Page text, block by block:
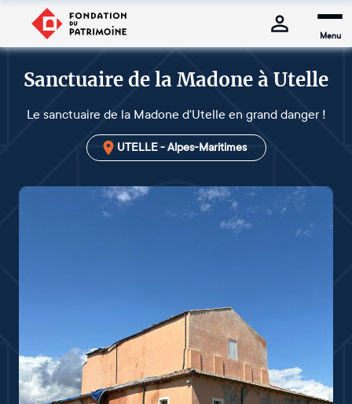
Menu
Sanctuaire de la Madone à Utelle
Le sanctuaire de la Madone d'Utelle en grand danger !
UTELLE - Alpes-Maritimes